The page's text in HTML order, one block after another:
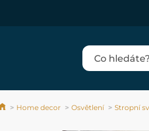
Home decor Osvětlení Stropní